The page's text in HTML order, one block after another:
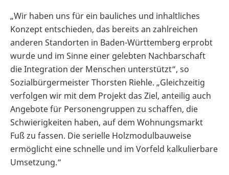
„Wir haben uns für ein bauliches und inhaltliches
Konzept entschieden, das bereits an zahlreichen
anderen Standorten in Baden-Württemberg erprobt
wurde und im Sinne einer gelebten Nachbarschaft
die Integration der Menschen unterstützt“, so
Sozialbürgermeister Thorsten Riehle. „Gleichzeitig
verfolgen wir mit dem Projekt das Ziel, anteilig auch
Angebote für Personengruppen zu schaffen, die
Schwierigkeiten haben, auf dem Wohnungsmarkt
Fuß zu fassen. Die serielle Holzmodulbauweise
ermöglicht eine schnelle und im Vorfeld kalkulierbare
Umsetzung.“